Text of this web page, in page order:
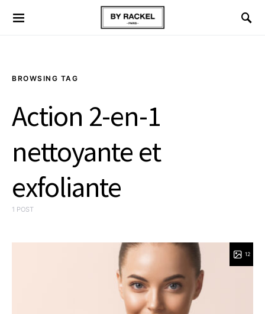
BROWSING TAG
Action 2-en-1
nettoyante et
exfoliante
1 POST
12